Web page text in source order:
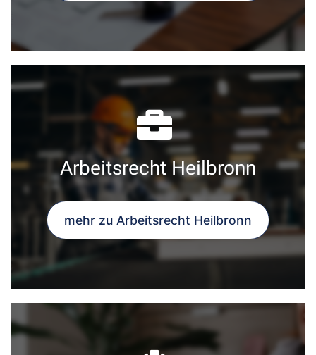
Arbeitsrecht Heilbronn
mehr zu Arbeitsrecht Heilbronn